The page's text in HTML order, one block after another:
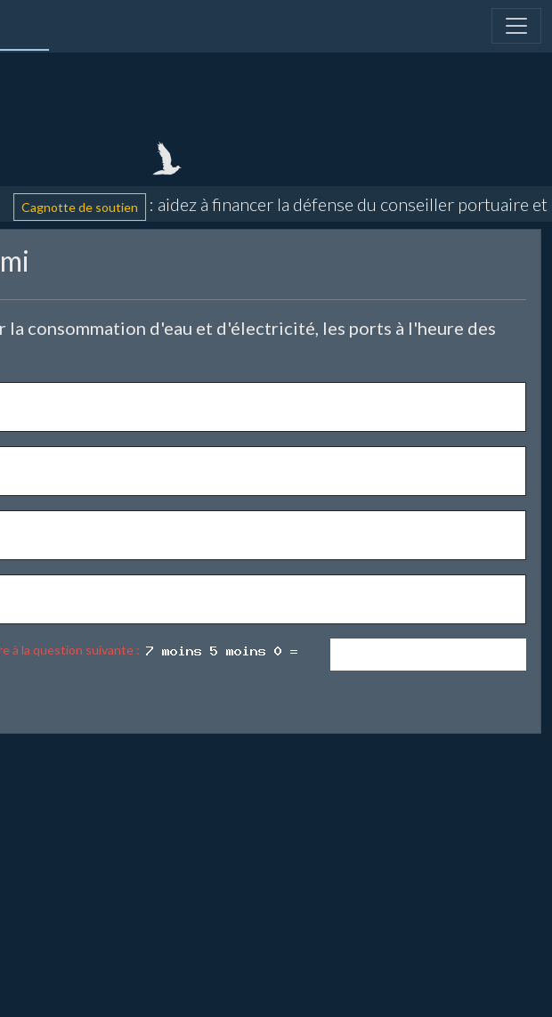
de soutien : aidez à financer la défense du conseiller portuaire et
la consommation d'eau et d'électricité, les ports à l'heure des
à la question suivante :